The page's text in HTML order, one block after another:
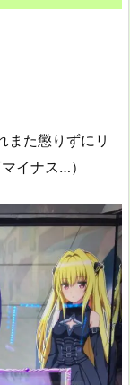
た懲りずにリ
イナス…）